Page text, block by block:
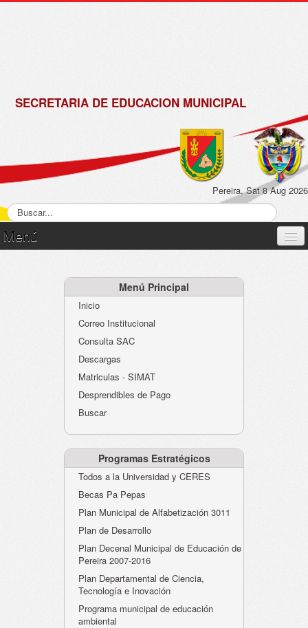
SECRETARIA DE EDUCACION MUNICIPAL
Pereira, Sat 8 Aug 2026
Menú
Atención al Ciudadano
Instituciones Educativas
Despacho Secretaría
Evaluación desempeño
Humano-Cesantías
Menú Principal
Inicio
Correo Institucional
Consulta SAC
Descargas
Matriculas - SIMAT
Desprendibles de Pago
Buscar
Programas Estratégicos
Todos a la Universidad y CERES
Becas Pa Pepas
Plan Municipal de Alfabetización 3011
Plan de Desarrollo
Plan Decenal Municipal de Educación de
Pereira 2007-2016
Plan Departamental de Ciencia,
Tecnología e Inovación
Programa municipal de educación
ambiental
de